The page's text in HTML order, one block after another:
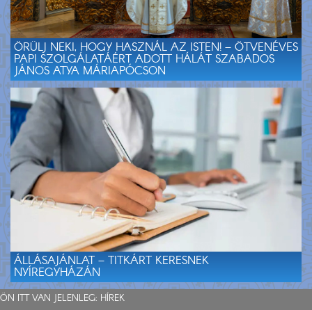
ÖRÜLJ NEKI, HOGY HASZNÁL AZ ISTEN! – ÖTVENÉVES
PAPI SZOLGÁLATÁÉRT ADOTT HÁLÁT SZABADOS
JÁNOS ATYA MÁRIAPÓCSON
ÁLLÁSAJÁNLAT – TITKÁRT KERESNEK
NYÍREGYHÁZÁN
ÖN ITT VAN JELENLEG: HÍREK